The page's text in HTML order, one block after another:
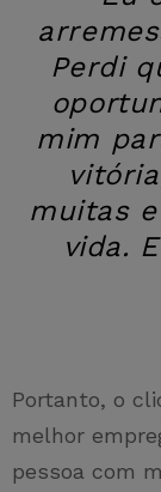
Perdi
mim
muitas
vida.
Portanto, o
melhor
pessoa com